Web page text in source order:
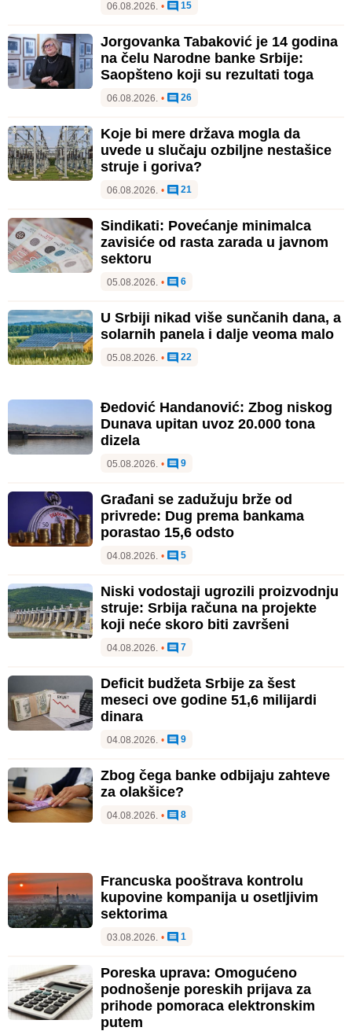
06.08.2026. • 15
Jorgovanka Tabaković je 14 godina
na čelu Narodne banke Srbije:
Saopšteno koji su rezultati toga
06.08.2026. • 26
Koje bi mere država mogla da
uvede u slučaju ozbiljne nestašice
struje i goriva?
06.08.2026. • 21
Sindikati: Povećanje minimalca
zavisiće od rasta zarada u javnom
sektoru
05.08.2026. • 6
U Srbiji nikad više sunčanih dana, a
solarnih panela i dalje veoma malo
05.08.2026. • 22
Đedović Handanović: Zbog niskog
Dunava upitan uvoz 20.000 tona
dizela
05.08.2026. • 9
Građani se zadužuju brže od
privrede: Dug prema bankama
porastao 15,6 odsto
04.08.2026. • 5
Niski vodostaji ugrozili proizvodnju
struje: Srbija računa na projekte
koji neće skoro biti završeni
04.08.2026. • 7
Deficit budžeta Srbije za šest
meseci ove godine 51,6 milijardi
dinara
04.08.2026. • 9
Zbog čega banke odbijaju zahteve
za olakšice?
04.08.2026. • 8
Francuska pooštrava kontrolu
kupovine kompanija u osetljivim
sektorima
03.08.2026. • 1
Poreska uprava: Omogućeno
podnošenje poreskih prijava za
prihode pomoraca elektronskim
putem